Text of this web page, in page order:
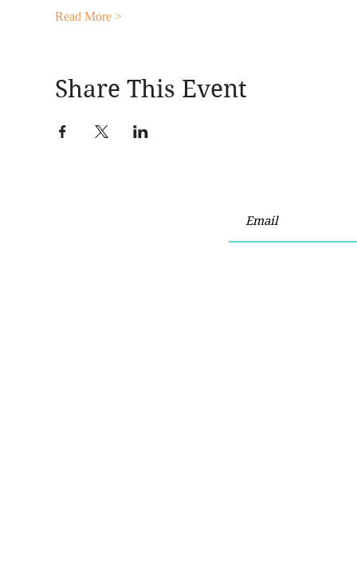
Read More >
Share This Event